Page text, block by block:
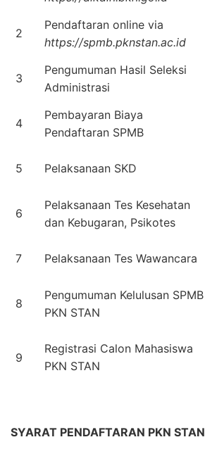
2
Pendaftaran online via
https://spmb.pknstan.ac.id
3
Pengumuman Hasil Seleksi
Administrasi
4
Pembayaran Biaya
Pendaftaran SPMB
5 Pelaksanaan SKD
6
Pelaksanaan Tes Kesehatan
dan Kebugaran, Psikotes
7 Pelaksanaan Tes Wawancara
8
Pengumuman Kelulusan SPMB
PKN STAN
9
Registrasi Calon Mahasiswa
PKN STAN
SYARAT PENDAFTARAN PKN STAN